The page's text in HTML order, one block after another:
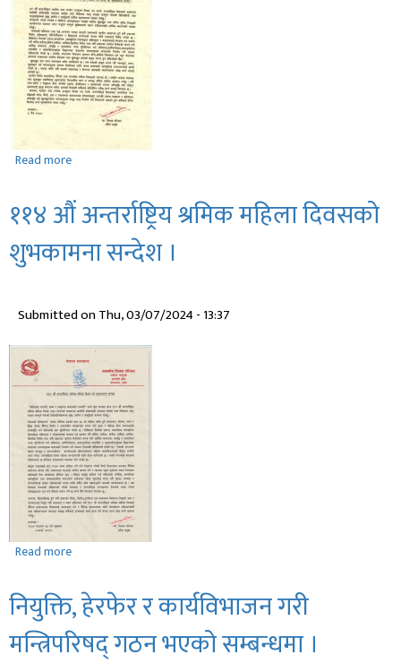
Read moreabout
अन्तराष्ट्रिय
जातीय
विभेद
उन्मूलन
शुभकामना
११४ औं अन्तर्राष्ट्रिय श्रमिक महिला दिवसको
शुभकामना सन्देश ।
Submitted on Thu, 03/07/2024 - 13:37
Read moreabout
अन्तर्राष्ट्रिय
श्रमिक
महिला
दिवसको
नियुक्ति, हेरफेर र कार्यविभाजन गरी
मन्त्रिपरिषद् गठन भएको सम्बन्धमा ।